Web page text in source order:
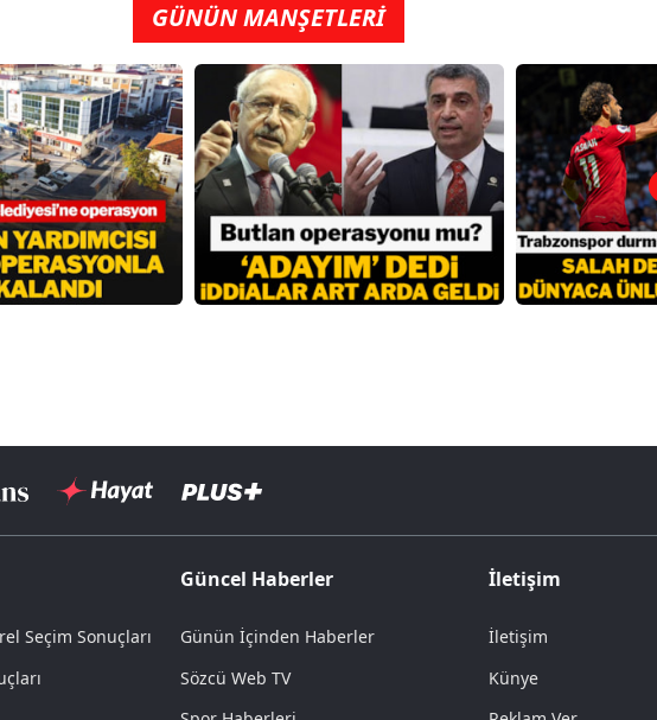
GÜNÜN MANŞETLERİ
Seçim Sonuçları
Güncel Haberler
Günün İçinden Haberler
Sözcü Web TV
İletişim
İletişim
Künye